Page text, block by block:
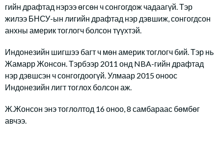
гийн драфтад нэрээ өгсөн ч сонгогдож чадаагүй. Тэр
жилээ БНСУ-ын лигийн драфтад нэр дэвшиж, сонгогдсон
анхны америк тоглогч болсон түүхтэй.
Индонезийн шигшээ багт ч мөн америк тоглогч бий. Тэр нь
Жамарр Жонсон. Тэрбээр 2011 онд NBA-гийн драфтад
нэр дэвшсэн ч сонгогдоогүй. Улмаар 2015 оноос
Индонезийн лигт тоглох болсон аж.
Ж.Жонсон энэ тоглолтод 16 оноо, 8 самбараас бөмбөг
авчээ.